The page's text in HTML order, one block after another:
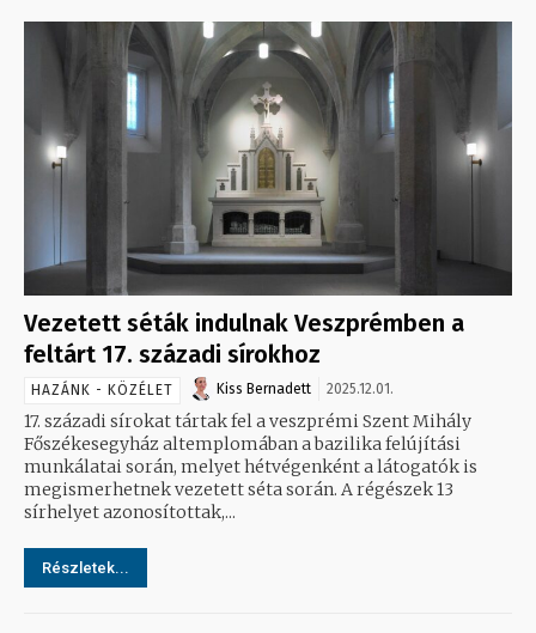
Vezetett séták indulnak Veszprémben a
feltárt 17. századi sírokhoz
HAZÁNK - KÖZÉLET Kiss Bernadett 2025.12.01.
17. századi sírokat tártak fel a veszprémi Szent Mihály
Főszékesegyház altemplomában a bazilika felújítási
munkálatai során, melyet hétvégenként a látogatók is
megismerhetnek vezetett séta során. A régészek 13
sírhelyet azonosítottak,...
Részletek...